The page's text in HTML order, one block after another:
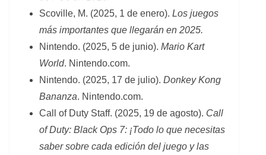
Scoville, M. (2025, 1 de enero). Los juegos
más importantes que llegarán en 2025.
Nintendo. (2025, 5 de junio). Mario Kart
World. Nintendo.com.
Nintendo. (2025, 17 de julio). Donkey Kong
Bananza. Nintendo.com.
Call of Duty Staff. (2025, 19 de agosto). Call
of Duty: Black Ops 7: ¡Todo lo que necesitas
saber sobre cada edición del juego y las